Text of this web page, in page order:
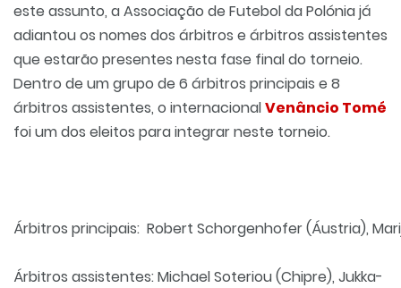
este assunto, aAssociação de Futebol da Polóniajá
adiantou os nomes dos árbitros e árbitros assistentes
que estarão presentes nesta fase final do torneio.
Dentro de um grupo de 6 árbitros principais e 8
árbitros assistentes, o internacionalVenâncio Tomé
foi um dos eleitos para integrar neste torneio.
Árbitros principais: Robert Schorgenhofer(Áustria),
Árbitros assistentes:MichaelSoteriou(Chipre), Jukka-